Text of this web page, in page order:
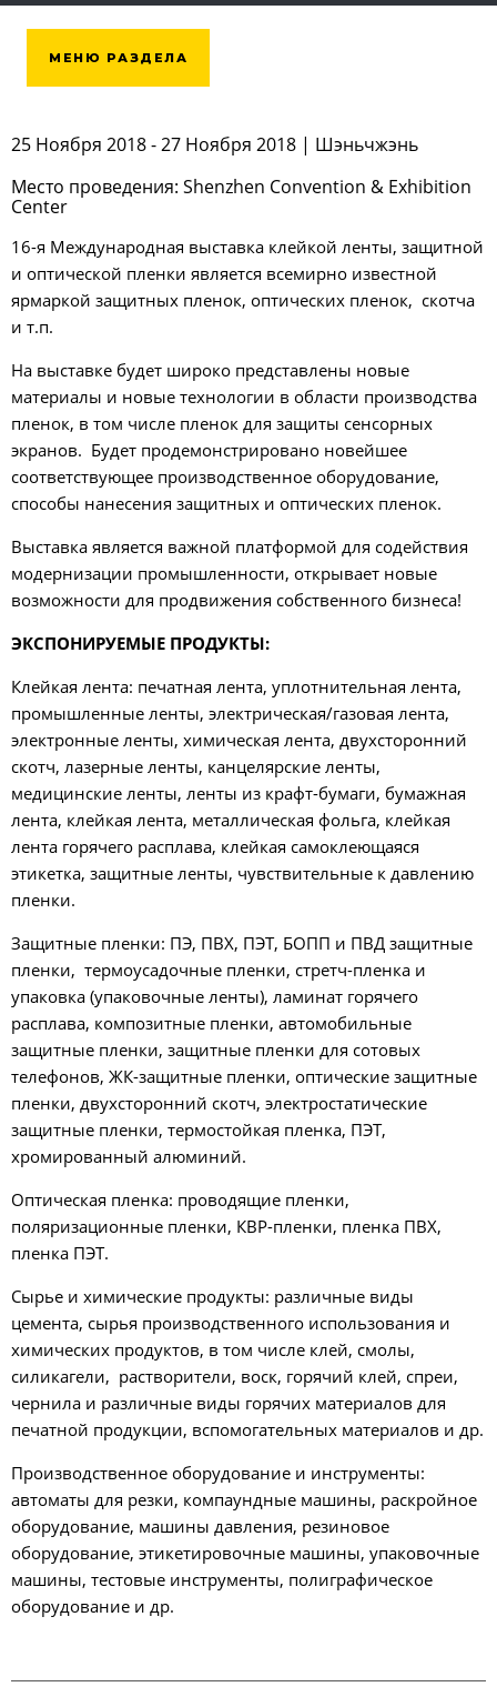
МЕНЮ РАЗДЕЛА
25 Ноября 2018 - 27 Ноября 2018 | Шэньчжэнь
Место проведения: Shenzhen Convention & Exhibition
Center
16-я Международная выставка клейкой ленты, защитной
и оптической пленки является всемирно известной
ярмаркой защитных пленок, оптических пленок, скотча
и т.п.
На выставке будет широко представлены новые
материалы и новые технологии в области производства
пленок, в том числе пленок для защиты сенсорных
экранов. Будет продемонстрировано новейшее
соответствующее производственное оборудование,
способы нанесения защитных и оптических пленок.
Выставка является важной платформой для содействия
модернизации промышленности, открывает новые
возможности для продвижения собственного бизнеса!
ЭКСПОНИРУЕМЫЕ ПРОДУКТЫ:
Клейкая лента: печатная лента, уплотнительная лента,
промышленные ленты, электрическая/газовая лента,
электронные ленты, химическая лента, двухсторонний
скотч, лазерные ленты, канцелярские ленты,
медицинские ленты, ленты из крафт-бумаги, бумажная
лента, клейкая лента, металлическая фольга, клейкая
лента горячего расплава, клейкая самоклеющаяся
этикетка, защитные ленты, чувствительные к давлению
пленки.
Защитные пленки: ПЭ, ПВХ, ПЭТ, БОПП и ПВД защитные
пленки, термоусадочные пленки, стретч-пленка и
упаковка (упаковочные ленты), ламинат горячего
расплава, композитные пленки, автомобильные
защитные пленки, защитные пленки для сотовых
телефонов, ЖК-защитные пленки, оптические защитные
пленки, двухсторонний скотч, электростатические
защитные пленки, термостойкая пленка, ПЭТ,
хромированный алюминий.
Оптическая пленка: проводящие пленки,
поляризационные пленки, КВР-пленки, пленка ПВХ,
пленка ПЭТ.
Сырье и химические продукты: различные виды
цемента, сырья производственного использования и
химических продуктов, в том числе клей, смолы,
силикагели, растворители, воск, горячий клей, спреи,
чернила и различные виды горячих материалов для
печатной продукции, вспомогательных материалов и др.
Производственное оборудование и инструменты:
автоматы для резки, компаундные машины, раскройное
оборудование, машины давления, резиновое
оборудование, этикетировочные машины, упаковочные
машины, тестовые инструменты, полиграфическое
оборудование и др.